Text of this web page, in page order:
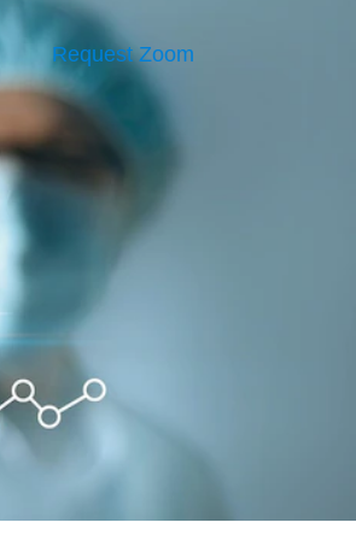
Request Zoom